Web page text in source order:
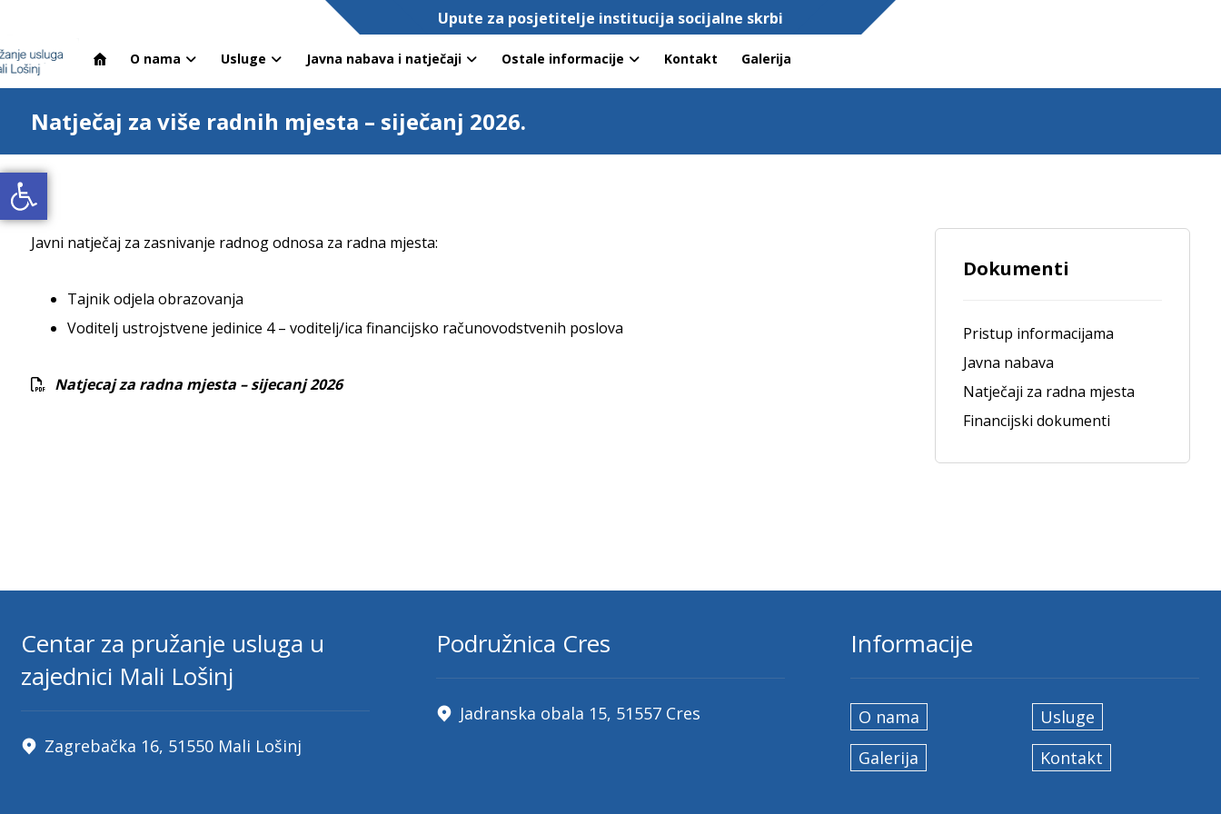
Open toolbar
Upute za posjetitelje institucija socijalne skrbi
O nama Usluge Javna nabava i natječaji Ostale informacije Kontakt Galerija
Natječaj za više radnih mjesta – siječanj 2026.
Javni natječaj za zasnivanje radnog odnosa za radna mjesta:
Tajnik odjela obrazovanja
Voditelj ustrojstvene jedinice 4 – voditelj/ica financijsko računovodstvenih poslova
Natjecaj za radna mjesta – sijecanj 2026
Dokumenti
Pristup informacijama
Javna nabava
Natječaji za radna mjesta
Financijski dokumenti
Centar za pružanje usluga u
zajednici Mali Lošinj
Zagrebačka 16, 51550 Mali Lošinj
Podružnica Cres
Jadranska obala 15, 51557 Cres
Informacije
O nama
Usluge
Galerija
Kontakt